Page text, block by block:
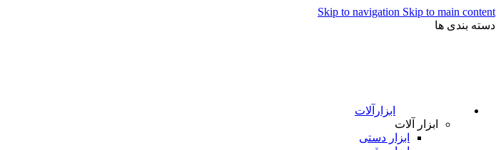
Skip to navigation Skip to main content
دسته بندی ها
ابزارآلات
ابزار آلات
ابزار دستی